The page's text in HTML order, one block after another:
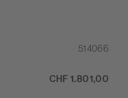
514066
CHF 1.801,00